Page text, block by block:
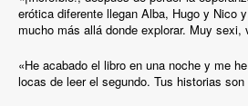
erótica diferente llegan Alba, Hugo y Nico
mucho más allá donde explorar. Muy sexi,
«He acabado el libro en una noche y me
locas de leer el segundo. Tus historias